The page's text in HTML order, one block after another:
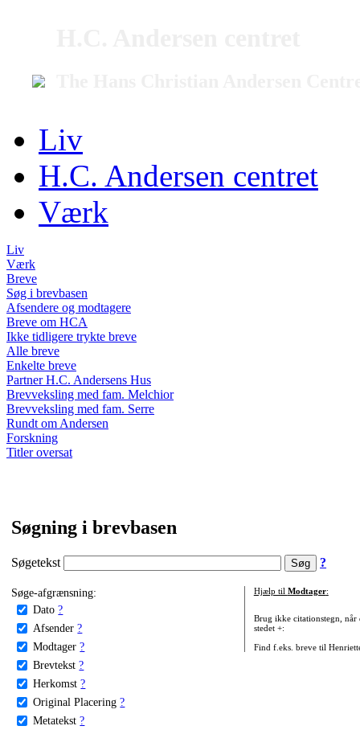
Liv
H.C. Andersen centret
Værk
Liv
Værk
Breve
Søg i brevbasen
Afsendere og modtagere
Breve om HCA
Ikke tidligere trykte breve
Alle breve
Enkelte breve
Partner H.C. Andersens Hus
Brevveksling med fam. Melchior
Brevveksling med fam. Serre
Rundt om Andersen
Forskning
Titler oversat
Søgning i brevbasen
Søgetekst ?
Søge-afgrænsning:
Dato ?
Afsender ?
Modtager ?
Brevtekst ?
Herkomst ?
Original Placering ?
Metatekst ?
Hjælp til Modtager:
Brug ikke citationstegn, når
stedet +:
Find f.eks. breve til